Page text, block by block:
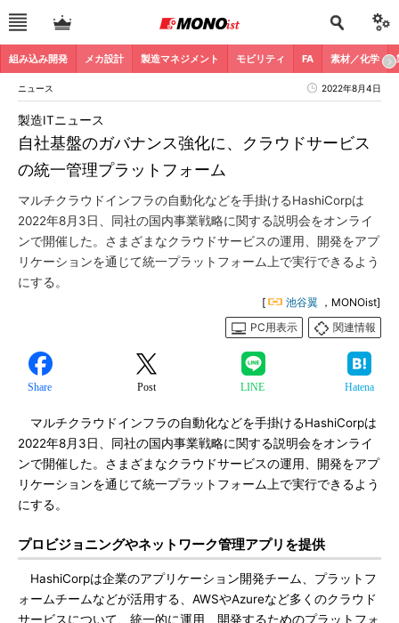
組み込み開発 メカ設計 製造マネジメント モビリティ FA 素材／化学
ニュース 2022年8月4日
自社基盤のガバナンス強化に、クラウドサービス
の統一管理プラットフォーム
製造ITニュース
マルチクラウドインフラの自動化などを手掛けるHashiCorpは
2022年8月3日、同社の国内事業戦略に関する説明会をオンライ
ンで開催した。さまざまなクラウドサービスの運用、開発をアプ
リケーションを通じて統一プラットフォーム上で実行できるよう
にする。
[ 池谷翼 ，MONOist]
PC用表示
関連情報
Share Post LINE Hatena
マルチクラウドインフラの自動化などを手掛けるHashiCorpは
2022年8月3日、同社の国内事業戦略に関する説明会をオンライ
ンで開催した。さまざまなクラウドサービスの運用、開発をアプ
リケーションを通じて統一プラットフォーム上で実行できるよう
にする。
プロビジョニングやネットワーク管理アプリを提供
HashiCorpは企業のアプリケーション開発チーム、プラットフ
ォームチームなどが活用する、AWSやAzureなど多くのクラウド
サービスについて、統一的に運用、開発するためのプラットフォ